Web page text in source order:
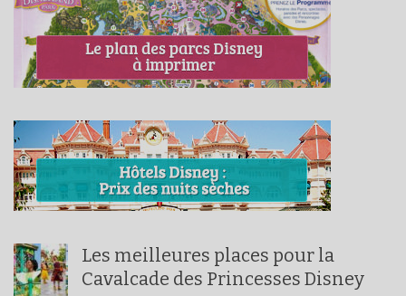
Les meilleures places pour la
Cavalcade des Princesses Disney